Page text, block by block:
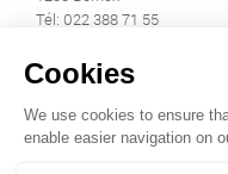
Tél: 022 388 71 55
info@geneveterroir.ge.ch
STAY INFORMED
ALL THE TERROIR NEWS